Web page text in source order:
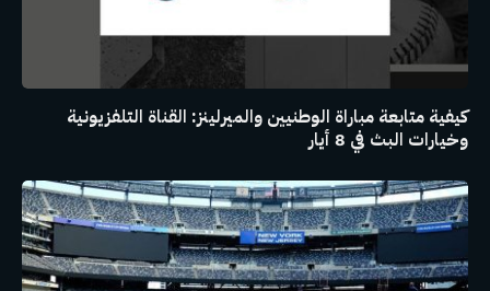
كيفية متابعة مباراة الوطنيين والميرلينز: القناة التلفزيونية
وخيارات البث في 8 أيار